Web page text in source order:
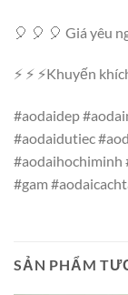
🎈 🎈 🎈 Giá yêu
⚡ ⚡ ⚡Khuyến
#aodaidep
#aodaidutiec
#aodaihochiminh
#gam
SẢN PHẨM